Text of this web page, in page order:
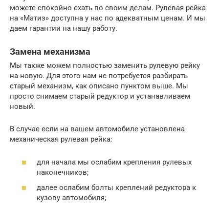
можете спокойно ехать по своим делам. Рулевая рейка
на «Матиз» доступна у нас по адекватным ценам. И мы
даем гарантии на нашу работу.
Замена механизма
Мы также можем полностью заменить рулевую рейку
на новую. Для этого нам не потребуется разбирать
старый механизм, как описано пунктом выше. Мы
просто снимаем старый редуктор и устанавливаем
новый.
В случае если на вашем автомобиле установлена
механическая рулевая рейка:
для начала мы ослабим крепления рулевых
наконечников;
далее ослабим болты креплений редуктора к
кузову автомобиля;